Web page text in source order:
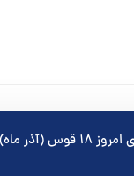
ماه) گوش دادن